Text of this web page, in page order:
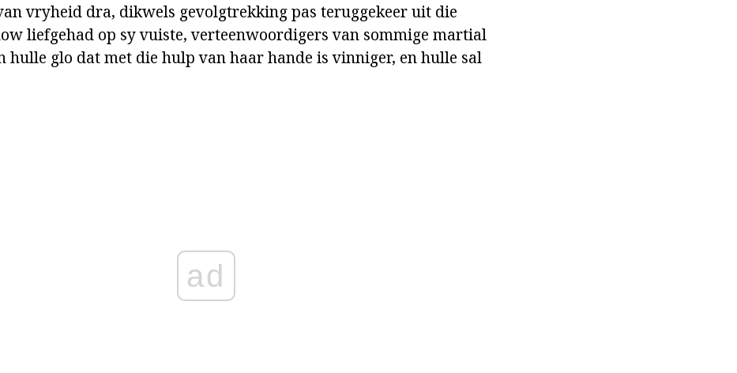
vryheid dra, dikwels gevolgtrekking pas teruggekeer uit die
liefgehad op sy vuiste, verteenwoordigers van sommige martial
hulle glo dat met die hulp van haar hande is vinniger, en hulle sal
ad